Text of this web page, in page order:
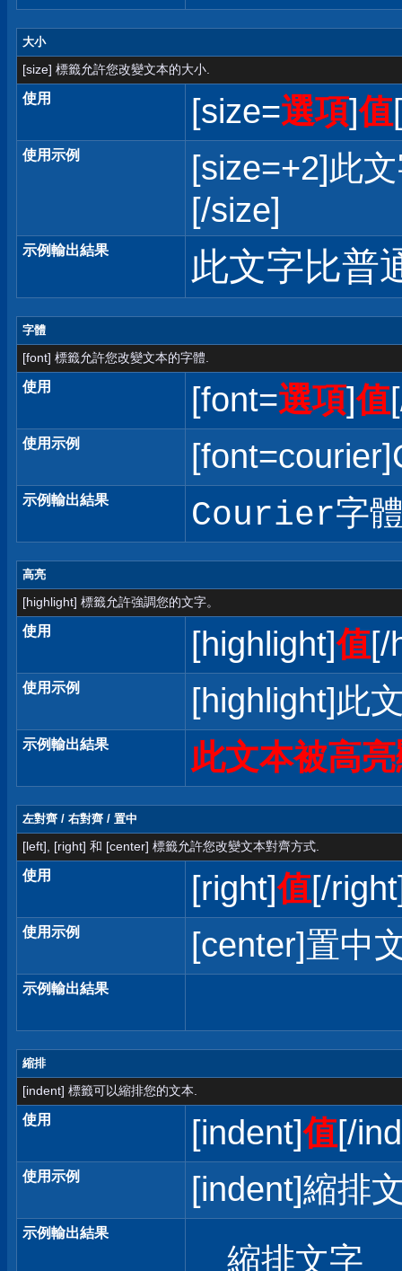
大小
[size] 標籤允許您改變文本的大小.
使用 [size=選項]值
使用示例
[size=+2]此
[/size]
示例輸出結果 此文字比普
字體
[font] 標籤允許您改變文本的字體.
使用 [font=選項]值
使用示例
示例輸出結果 Courier字
高亮
[highlight] 標籤允許強調您的文字。
使用 [highlight]值[/
使用示例 [highlight]此
示例輸出結果 此文本被高
左對齊 / 右對齊 / 置中
[left], [right] 和 [center] 標籤允許您改變文本對齊方式.
使用 [right]值[/
使用示例 [center]置中
示例輸出結果
縮排
[indent] 標籤可以縮排您的文本.
使用 [indent]值[/
使用示例 [indent]縮排
示例輸出結果
縮排文字